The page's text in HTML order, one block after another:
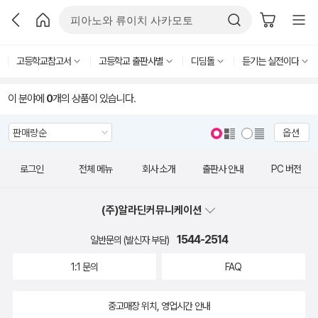
고등학교참고서 고등학교 출판사별 디딤돌 듣기는 실전이다
이 분야에 0개의 상품이 있습니다.
옵션
로그인 전체 메뉴 회사 소개 출판사 안내 PC 버전
(주)알라딘커뮤니케이션
일반문의 (발신자 부담) 1544-2514
1:1 문의 FAQ
중고매장 위치, 영업시간 안내